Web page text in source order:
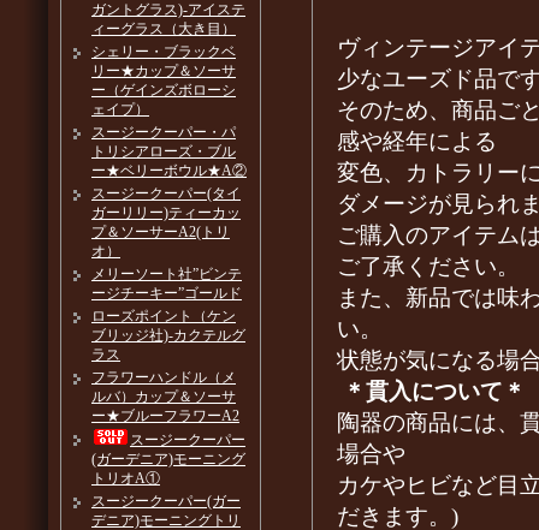
ヴィンテージアイ
少なユーズド品で
そのため、商品ご
感や経年による
変色、カトラリー
ダメージが見られ
ご購入のアイテム
ご了承ください。
また、新品では味
い。
状態が気になる場
＊貫入について＊
陶器の商品には、
場合や
カケやヒビなど目
だきます。)
ガントグラス)-アイステ
ィーグラス（大き目）
シェリー・ブラックベ
リー★カップ＆ソーサ
ー（ゲインズボローシ
ェイプ）
スージークーパー・パ
トリシアローズ・ブル
ー★ベリーボウル★A②
スージークーパー(タイ
ガーリリー)ティーカッ
プ＆ソーサーA2(トリ
オ）
メリーソート社”ビンテ
ージチーキー”ゴールド
ローズポイント（ケン
ブリッジ社)-カクテルグ
ラス
フラワーハンドル（メ
ルバ）カップ＆ソーサ
ー★ブルーフラワーA2
スージークーパー
(ガーデニア)モーニング
トリオA①
スージークーパー(ガー
デニア)モーニングトリ